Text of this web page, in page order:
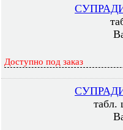
Доступно под заказ
табл.